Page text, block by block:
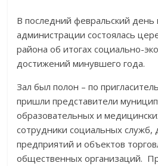
В последний февральский день
администрации состоялась
района об итогах социально-
достижений минувшего года.
Зал был полон – по
пришли представители
образовательных и
сотрудники социальных служб,
предприятий и объектов
общественных организаций.